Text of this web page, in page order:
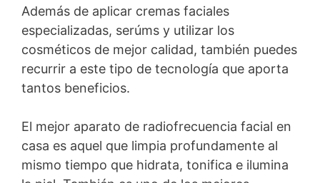
Además de aplicar cremas faciales
especializadas, serúms y utilizar los
cosméticos de mejor calidad, también puedes
recurrir a este tipo de tecnología que aporta
tantos beneficios.
El mejor aparato de radiofrecuencia facial en
casa es aquel que limpia profundamente al
mismo tiempo que hidrata, tonifica e ilumina